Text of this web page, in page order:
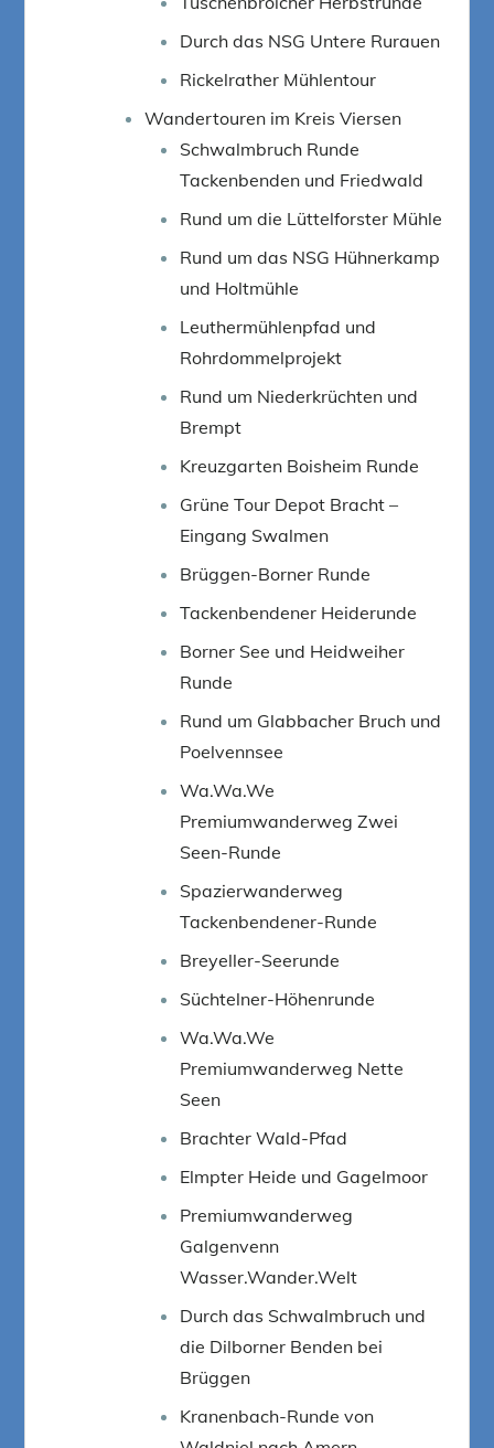
Durch das NSG Untere Rurauen
Rickelrather Mühlentour
Wandertouren im Kreis Viersen
Schwalmbruch Runde
Tackenbenden und Friedwald
Rund um die Lüttelforster Mühle
Rund um das NSG Hühnerkamp
und Holtmühle
Leuthermühlenpfad und
Rohrdommelprojekt
Rund um Niederkrüchten und
Brempt
Kreuzgarten Boisheim Runde
Grüne Tour Depot Bracht –
Eingang Swalmen
Brüggen-Borner Runde
Tackenbendener Heiderunde
Borner See und Heidweiher
Runde
Rund um Glabbacher Bruch und
Poelvennsee
Wa.Wa.We
Premiumwanderweg Zwei
Seen-Runde
Spazierwanderweg
Tackenbendener-Runde
Breyeller-Seerunde
Süchtelner-Höhenrunde
Wa.Wa.We
Premiumwanderweg Nette
Seen
Brachter Wald-Pfad
Elmpter Heide und Gagelmoor
Premiumwanderweg
Galgenvenn
Wasser.Wander.Welt
Durch das Schwalmbruch und
die Dilborner Benden bei
Brüggen
Kranenbach-Runde von